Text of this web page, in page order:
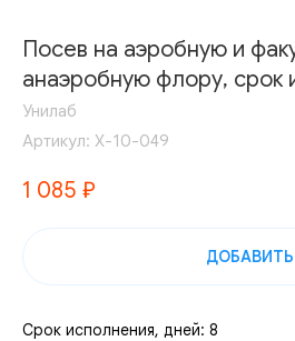
Посев на аэробную и
анаэробную флору, срок
Унилаб
Артикул: Х-10-049
1 085 ₽
ДОБАВИТЬ
Срок исполнения, дней: 8